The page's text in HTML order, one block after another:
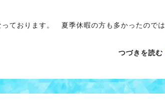
ております。 夏季休暇の方も多かったのでは
つづきを読む